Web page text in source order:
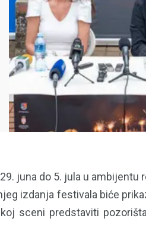
juna do 5. jula u ambijentu
izdanja festivala biće
sceni predstaviti